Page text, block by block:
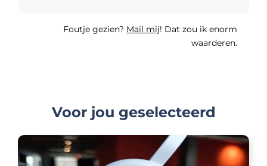
Foutje gezien? Mail mij! Dat zou ik enorm
waarderen.
Voor jou geselecteerd